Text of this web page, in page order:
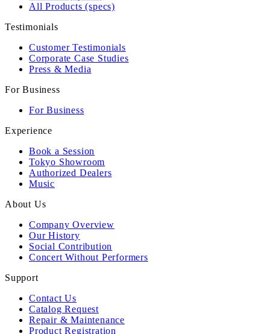
All Products (specs)
Testimonials
Customer Testimonials
Corporate Case Studies
Press & Media
For Business
For Business
Experience
Book a Session
Tokyo Showroom
Authorized Dealers
Music
About Us
Company Overview
Our History
Social Contribution
Concert Without Performers
Support
Contact Us
Catalog Request
Repair & Maintenance
Product Registration